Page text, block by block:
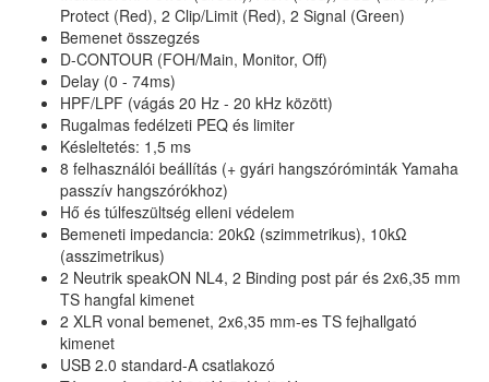
Protect (Red), 2 Clip/Limit (Red), 2 Signal (Green)
Bemenet összegzés
D-CONTOUR (FOH/Main, Monitor, Off)
Delay (0 - 74ms)
HPF/LPF (vágás 20 Hz - 20 kHz között)
Rugalmas fedélzeti PEQ és limiter
Késleltetés: 1,5 ms
8 felhasználói beállítás (+ gyári hangszóróminták Yamaha
passzív hangszórókhoz)
Hő és túlfeszültség elleni védelem
Bemeneti impedancia: 20kΩ (szimmetrikus), 10kΩ
(asszimetrikus)
2 Neutrik speakON NL4, 2 Binding post pár és 2x6,35 mm
TS hangfal kimenet
2 XLR vonal bemenet, 2x6,35 mm-es TS fejhallgató
kimenet
USB 2.0 standard-A csatlakozó